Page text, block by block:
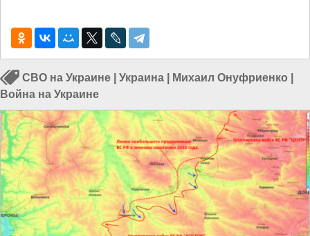
СВО на Украине Украина Михаил Онуфриенко
Война на Украине